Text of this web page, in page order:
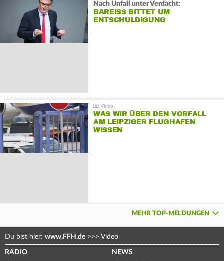
Nach Unfall unter Verdacht:
BAREISS BITTET UM E
NTSCHULDIGUNG
WAS WIR ÜBER DEN VORFALL
AM LEIPZIGER FLUGHAFEN
WISSEN
MEHR TOP-MELDUNGEN
Du bist hier: www.FFH.de >>> Video
RADIO NEWS